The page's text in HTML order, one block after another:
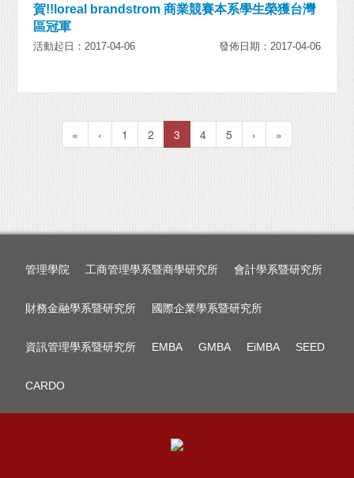
賀!!loreal brandstrom 商業競賽本系學生榮獲台灣
區冠軍
活動起日：2017-04-06 發佈日期：2017-04-06
« ‹ 1 2 3 4 5 › »
管理學院 工商管理學系暨商學研究所 會計學系暨研究所
財務金融學系暨研究所 國際企業學系暨研究所
資訊管理學系暨研究所 EMBA GMBA EiMBA SEED
CARDO